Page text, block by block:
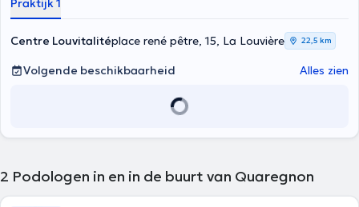
Praktijk 1
Centre Louvitalitéplace rené pêtre, 15, La Louvière 22,5 km
Volgende beschikbaarheid Alles zien
2 Podologen in en in de buurt van Quaregnon